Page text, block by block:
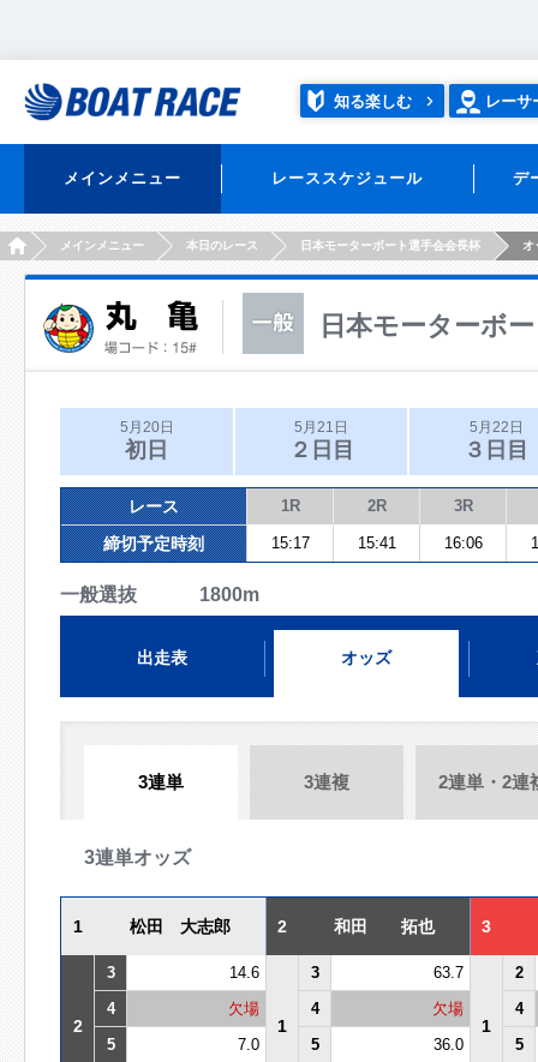
知る楽しむ レーサ
メインメニュー レーススケジュール デ
HOMEメインメニュー 本日のレース 日本モーターボート選手会会長杯 オ
日本モーターボ
5月20日
初日
5月21日
２日目
5月22日
３日目
レース 1R 2R 3R
締切予定時刻 15:17 15:41 16:06
一般選抜 1800m
出走表 オッズ
3連単 3連複 2連単・2連
3連単オッズ
1 松田 大志郎 2 和田 拓也 3
2
3 14.6
1
3 63.7
1
2
4
欠場 4 欠場
4
5
7.0 5 36.0
5